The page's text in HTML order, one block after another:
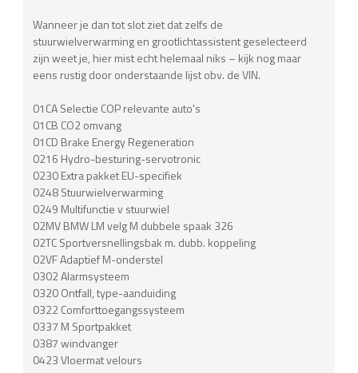
Wanneer je dan tot slot ziet dat zelfs de
stuurwielverwarming en grootlichtassistent geselecteerd
zijn weet je, hier mist echt helemaal niks – kijk nog maar
eens rustig door onderstaande lijst obv. de VIN.
01CA Selectie COP relevante auto's
01CB CO2 omvang
01CD Brake Energy Regeneration
0216 Hydro-besturing-servotronic
0230 Extra pakket EU-specifiek
0248 Stuurwielverwarming
0249 Multifunctie v stuurwiel
02MV BMW LM velg M dubbele spaak 326
02TC Sportversnellingsbak m. dubb. koppeling
02VF Adaptief M-onderstel
0302 Alarmsysteem
0320 Ontfall, type-aanduiding
0322 Comforttoegangssysteem
0337 M Sportpakket
0387 windvanger
0423 Vloermat velours